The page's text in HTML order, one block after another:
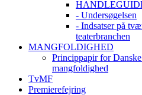
- Undersøgelsen
- Indsatser på
teaterbranchen
MANGFOLDIGHED
Princippapir for
mangfoldighed
TvMF
Premierefejring